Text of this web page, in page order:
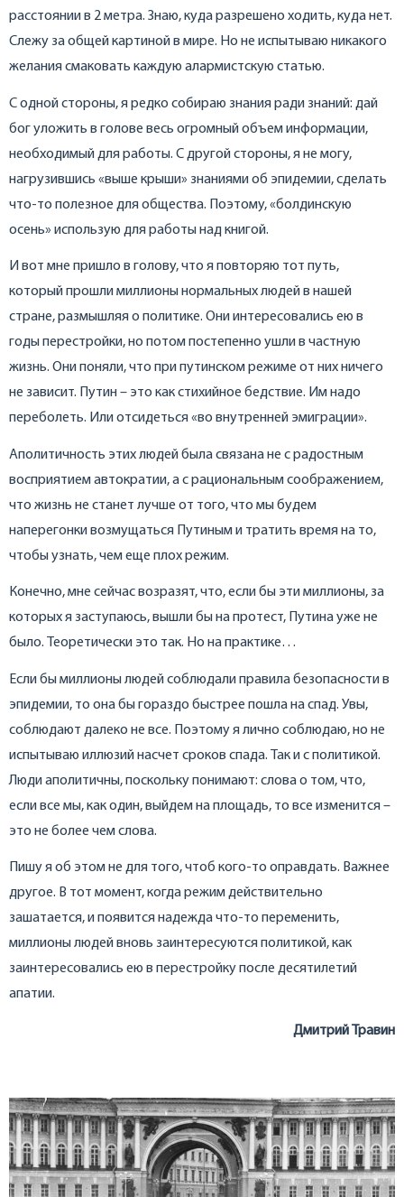
расстоянии в 2 метра. Знаю, куда разрешено ходить, куда нет.
Слежу за общей картиной в мире. Но не испытываю никакого
желания смаковать каждую алармистскую статью.
С одной стороны, я редко собираю знания ради знаний: дай
бог уложить в голове весь огромный объем информации,
необходимый для работы. С другой стороны, я не могу,
нагрузившись «выше крыши» знаниями об эпидемии, сделать
что-то полезное для общества. Поэтому, «болдинскую
осень» использую для работы над книгой.
И вот мне пришло в голову, что я повторяю тот путь,
который прошли миллионы нормальных людей в нашей
стране, размышляя о политике. Они интересовались ею в
годы перестройки, но потом постепенно ушли в частную
жизнь. Они поняли, что при путинском режиме от них ничего
не зависит. Путин – это как стихийное бедствие. Им надо
переболеть. Или отсидеться «во внутренней эмиграции».
Аполитичность этих людей была связана не с радостным
восприятием автократии, а с рациональным соображением,
что жизнь не станет лучше от того, что мы будем
наперегонки возмущаться Путиным и тратить время на то,
чтобы узнать, чем еще плох режим.
Конечно, мне сейчас возразят, что, если бы эти миллионы, за
которых я заступаюсь, вышли бы на протест, Путина уже не
было. Теоретически это так. Но на практике…
Если бы миллионы людей соблюдали правила безопасности в
эпидемии, то она бы гораздо быстрее пошла на спад. Увы,
соблюдают далеко не все. Поэтому я лично соблюдаю, но не
испытываю иллюзий насчет сроков спада. Так и с политикой.
Люди аполитичны, поскольку понимают: слова о том, что,
если все мы, как один, выйдем на площадь, то все изменится –
это не более чем слова.
Пишу я об этом не для того, чтоб кого-то оправдать. Важнее
другое. В тот момент, когда режим действительно
зашатается, и появится надежда что-то переменить,
миллионы людей вновь заинтересуются политикой, как
заинтересовались ею в перестройку после десятилетий
апатии.
Дмитрий Травин